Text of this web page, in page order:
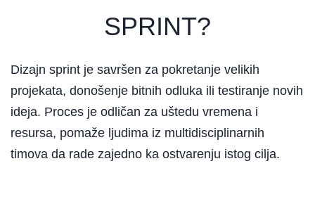
SPRINT?
Dizajn sprint je savršen za pokretanje velikih
projekata, donošenje bitnih odluka ili testiranje novih
ideja. Proces je odličan za uštedu vremena i
resursa, pomaže ljudima iz multidisciplinarnih
timova da rade zajedno ka ostvarenju istog cilja.